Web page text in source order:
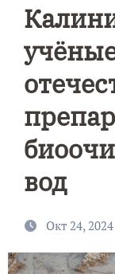
вод
Окт 24, 2024